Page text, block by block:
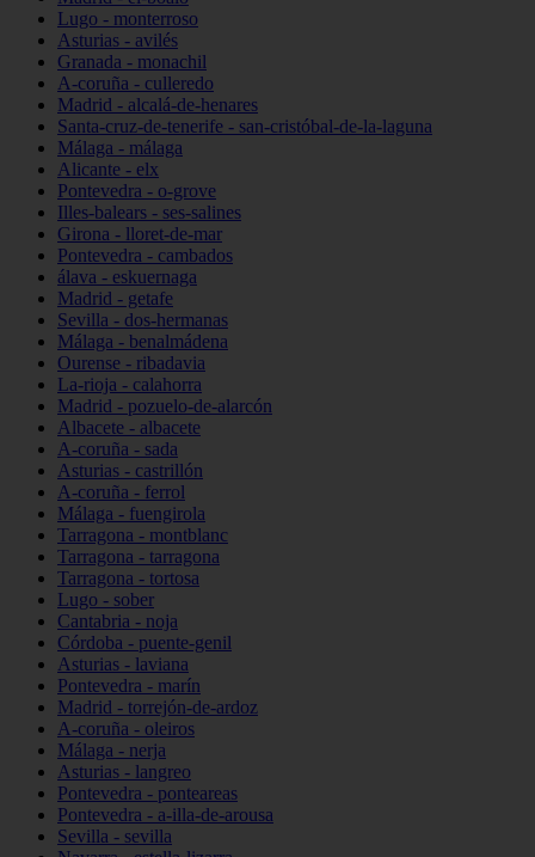
Lugo - monterroso
Asturias - avilés
Granada - monachil
A-coruña - culleredo
Madrid - alcalá-de-henares
Santa-cruz-de-tenerife - san-cristóbal-de-la-laguna
Málaga - málaga
Alicante - elx
Pontevedra - o-grove
Illes-balears - ses-salines
Girona - lloret-de-mar
Pontevedra - cambados
álava - eskuernaga
Madrid - getafe
Sevilla - dos-hermanas
Málaga - benalmádena
Ourense - ribadavia
La-rioja - calahorra
Madrid - pozuelo-de-alarcón
Albacete - albacete
A-coruña - sada
Asturias - castrillón
A-coruña - ferrol
Málaga - fuengirola
Tarragona - montblanc
Tarragona - tarragona
Tarragona - tortosa
Lugo - sober
Cantabria - noja
Córdoba - puente-genil
Asturias - laviana
Pontevedra - marín
Madrid - torrejón-de-ardoz
A-coruña - oleiros
Málaga - nerja
Asturias - langreo
Pontevedra - ponteareas
Pontevedra - a-illa-de-arousa
Sevilla - sevilla